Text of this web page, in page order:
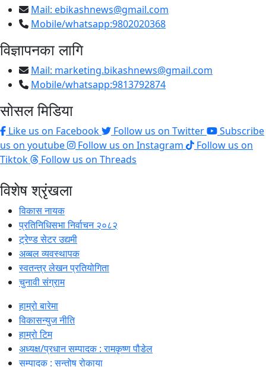
Mail: ebikashnews@gmail.com
Mobile/whatsapp:9802020368
विज्ञापनका लागि
Mail: marketing.bikashnews@gmail.com
Mobile/whatsapp:9813792874
सोसल मिडिया
Like us on Facebook Follow us on Twitter
Subscribe
us on youtube
Follow us on Instagram
Follow us on
Tiktok
Follow us on Threads
विशेष श्रृंखला
विकास नायक
प्रतिनिधिसभा निर्वाचन २०८२
ट्रेण्ड सेटर उद्यमी
अव्बल व्यवस्थापक
स्वतन्त्र लेखन प्रतियोगिता
चुनावी संग्राम
हाम्रो बारेमा
विकासन्युज नीति
हाम्रो टिम
अध्यक्ष/प्रधान सम्पादक : रामकृष्ण पौडेल
सम्पादक : सन्तोष रोकाया